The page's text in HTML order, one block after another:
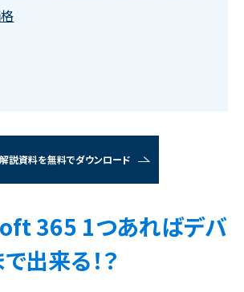
説資料を無料でダウンロード
365 1つあればデバ
出来る！？